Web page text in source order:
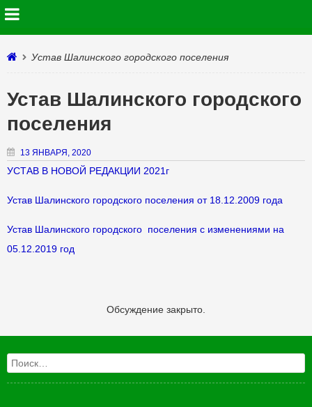
Устав Шалинского городского поселения
Устав Шалинского городского
поселения
13 ЯНВАРЯ, 2020
УСТАВ В НОВОЙ РЕДАКЦИИ 2021г
Устав Шалинского городского поселения от 18.12.2009 года
Устав Шалинского городского поселения с изменениями на
05.12.2019 год
Обсуждение закрыто.
Поиск